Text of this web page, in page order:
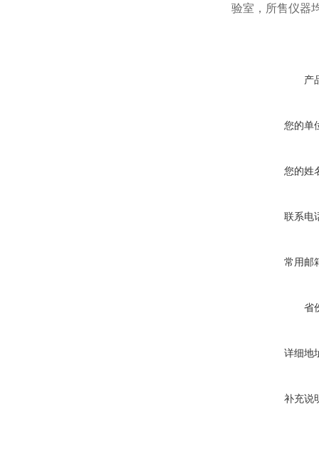
验室，所售仪器
产
您的单
您的姓
联系电
常用邮
省
详细地
补充说